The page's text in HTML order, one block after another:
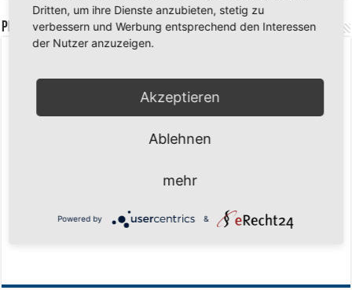
PREMIUMPARTNER
Dritten, um ihre Dienste anzubieten, stetig zu
verbessern und Werbung entsprechend den Interessen
der Nutzer anzuzeigen.
Akzeptieren
Ablehnen
mehr
Powered by &